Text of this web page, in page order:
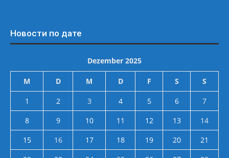
Новости по дате
Dezember 2025
M D M D F S S
1 2 3 4 5 6
7
8
9 10 11 12 13
14
15
16 17 18 19 20
21